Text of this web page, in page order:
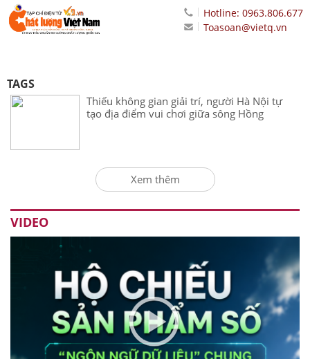
Hotline: 0963.806.677
Toasoan@vietq.vn
TAGS
Thiếu không gian giải trí, người Hà Nội tự
tạo địa điểm vui chơi giữa sông Hồng
Xem thêm
VIDEO